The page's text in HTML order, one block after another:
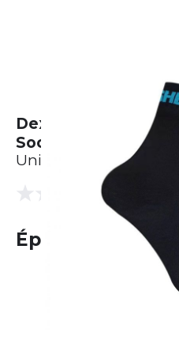
Dexshell Waterproof
Socks
Unisexe
Épuisé